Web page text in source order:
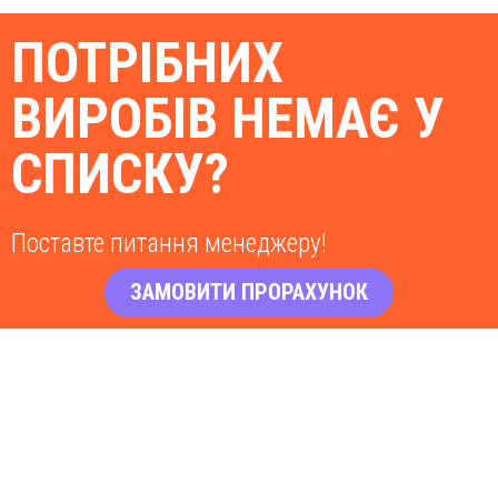
ПОТРІБНИХ
ВИРОБІВ НЕМАЄ У
СПИСКУ?
Поставте питання менеджеру!
ЗАМОВИТИ ПРОРАХУНОК